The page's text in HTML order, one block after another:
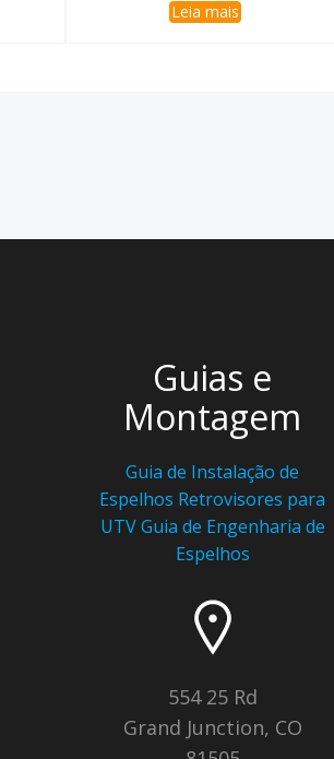
Leia mais
Guias e
Montagem
Guia de Instalação de
Espelhos Retrovisores para
UTVGuia de Engenharia de
Espelhos
554 25 Rd
Grand Junction, CO